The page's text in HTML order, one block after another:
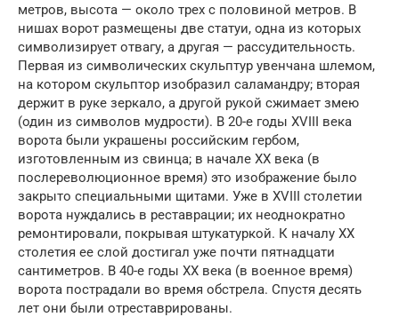
метров, высота — около трех с половиной метров. В
нишах ворот размещены две статуи, одна из которых
символизирует отвагу, а другая — рассудительность.
Первая из символических скульптур увенчана шлемом,
на котором скульптор изобразил саламандру; вторая
держит в руке зеркало, а другой рукой сжимает змею
(один из символов мудрости). В 20-е годы XVIII века
ворота были украшены российским гербом,
изготовленным из свинца; в начале XX века (в
послереволюционное время) это изображение было
закрыто специальными щитами. Уже в XVIII столетии
ворота нуждались в реставрации; их неоднократно
ремонтировали, покрывая штукатуркой. К началу XX
столетия ее слой достигал уже почти пятнадцати
сантиметров. В 40-е годы XX века (в военное время)
ворота пострадали во время обстрела. Спустя десять
лет они были отреставрированы.